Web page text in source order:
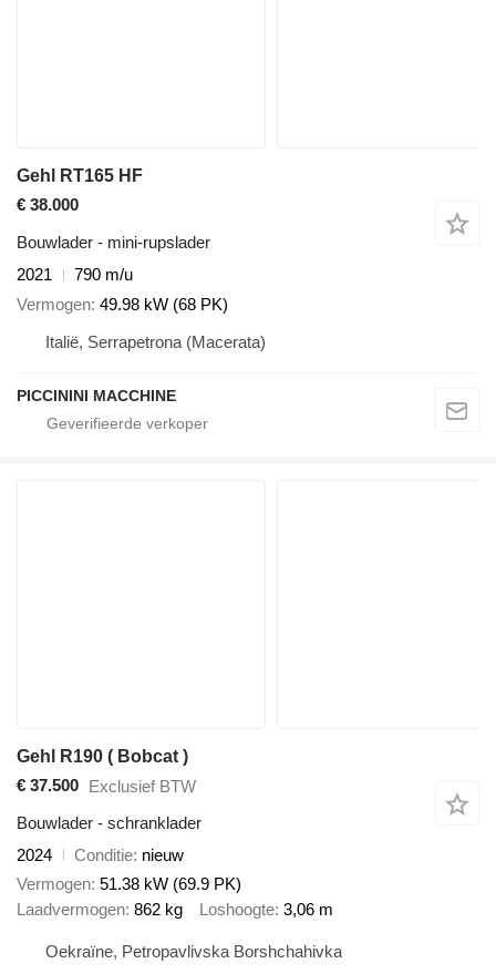
Gehl RT165 HF
€ 38.000
Bouwlader - mini-rupslader
2021
790 m/u
Vermogen 49.98 kW (68 PK)
Italië, Serrapetrona (Macerata)
PICCININI MACCHINE
Gehl R190 ( Bobcat )
€ 37.500 Exclusief BTW
Bouwlader - schranklader
2024
Conditie nieuw
Vermogen 51.38 kW (69.9 PK)
Laadvermogen 862 kg Loshoogte 3,06 m
Oekraïne, Petropavlivska Borshchahivka